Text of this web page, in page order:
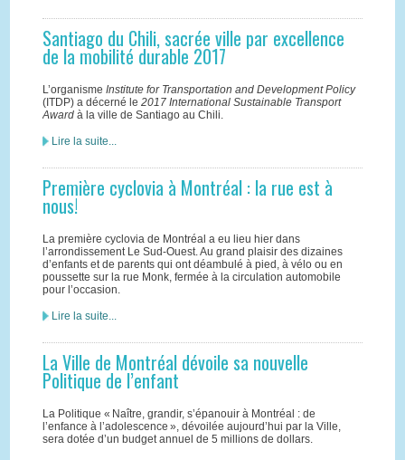
Santiago du Chili, sacrée ville par excellence
de la mobilité durable 2017
L’organisme Institute for Transportation and Development Policy
(ITDP) a décerné le 2017 International Sustainable Transport
Awardà la ville de Santiago au Chili.
Lire la suite...
Première cyclovia à Montréal : la rue est à
nous!
La première cyclovia de Montréal a eu lieu hier dans
l’arrondissement Le Sud-Ouest. Au grand plaisir des dizaines
d’enfants et de parents qui ont déambulé à pied, à vélo ou en
poussette sur la rue Monk, fermée à la circulation automobile
pour l’occasion.
Lire la suite...
La Ville de Montréal dévoile sa nouvelle
Politique de l’enfant
La Politique « Naître, grandir, s’épanouir à Montréal : de
l’enfance à l’adolescence », dévoilée aujourd’hui par la Ville,
sera dotée d’un budget annuel de 5 millions de dollars.